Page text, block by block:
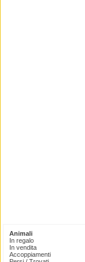
Animali
In regalo
In vendita
Accoppiamenti